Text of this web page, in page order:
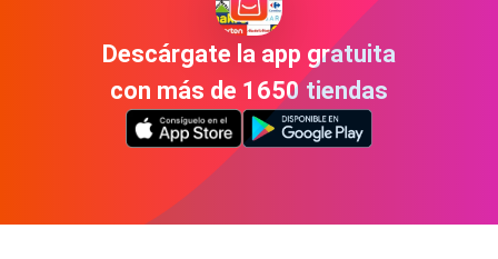
Descárgate la app gratuita
con más de 1650 tiendas